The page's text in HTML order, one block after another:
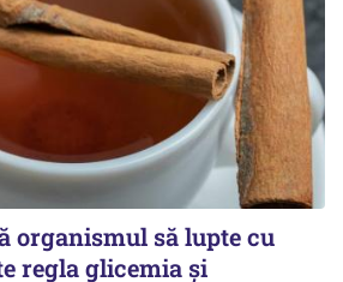
organismul să lupte cu
regla glicemia și